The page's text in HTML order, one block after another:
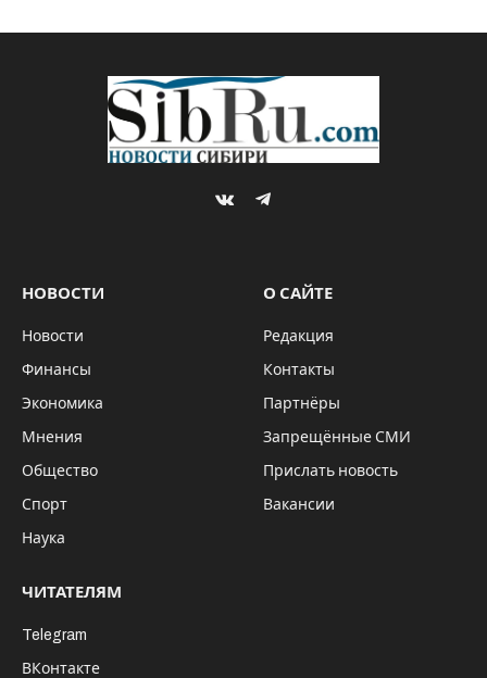
VKontakteTelegram
НОВОСТИ
Новости
Финансы
Экономика
Мнения
Общество
Спорт
Наука
О САЙТЕ
Редакция
Контакты
Партнёры
Запрещённые СМИ
Прислать новость
Вакансии
ЧИТАТЕЛЯМ
Telegram
ВКонтакте